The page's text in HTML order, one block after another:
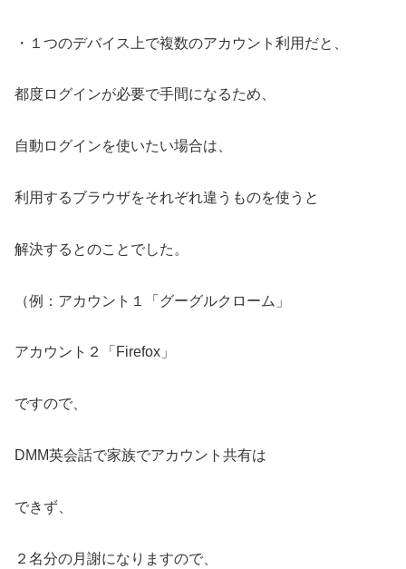
・１つのデバイス上で複数のアカウント利用だと、
都度ログインが必要で手間になるため、
自動ログインを使いたい場合は、
利用するブラウザをそれぞれ違うものを使うと
解決するとのことでした。
（例：アカウント１「グーグルクローム」
アカウント２「Firefox」
ですので、
DMM英会話で家族でアカウント共有は
できず、
２名分の月謝になりますので、